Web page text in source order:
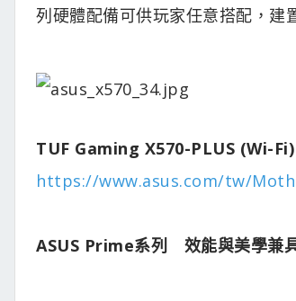
列硬體配備可供玩家任意搭配，建
TUF Gaming X570-PLUS (Wi-Fi)
https://www.asus.com/tw/
ASUS Prime系列 效能與美學兼